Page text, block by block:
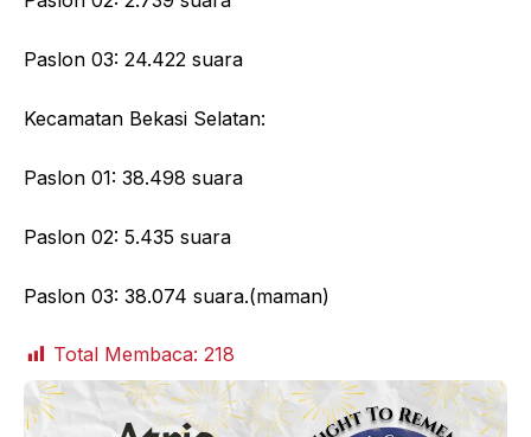
Paslon 03: 24.422 suara
Kecamatan Bekasi Selatan:
Paslon 01: 38.498 suara
Paslon 02: 5.435 suara
Paslon 03: 38.074 suara.(maman)
Total Membaca: 218